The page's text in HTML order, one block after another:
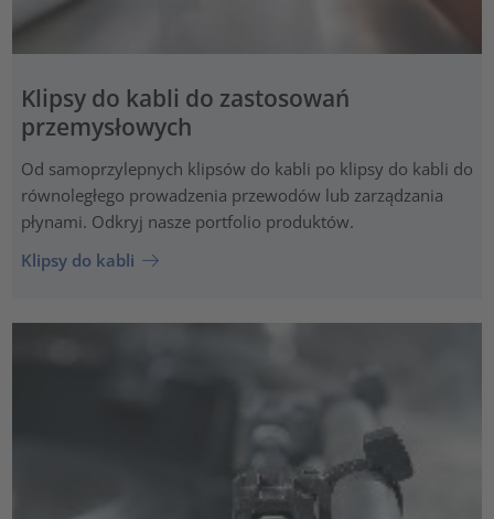
Klipsy do kabli do zastosowań
przemysłowych
Od samoprzylepnych klipsów do kabli po klipsy do kabli do
równoległego prowadzenia przewodów lub zarządzania
płynami. Odkryj nasze portfolio produktów.
Klipsy do kabli